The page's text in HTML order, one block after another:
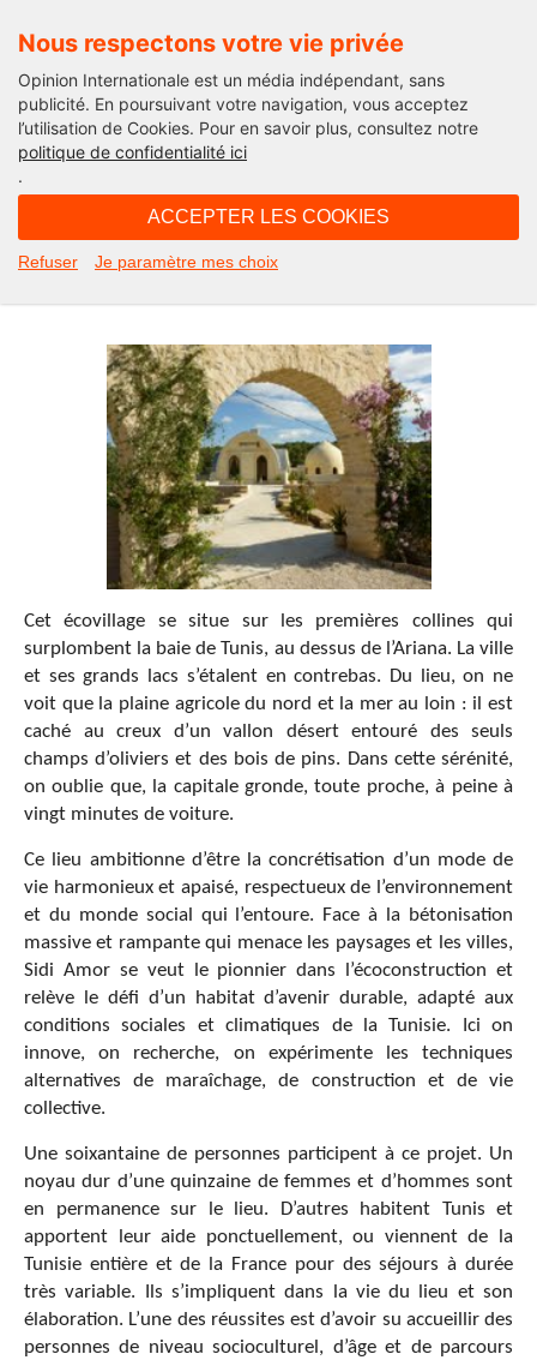
Nous respectons votre vie privée
Opinion Internationale est un média indépendant, sans
publicité. En poursuivant votre navigation, vous acceptez
l’utilisation de Cookies. Pour en savoir plus, consultez notre
politique de confidentialité ici
.
ACCEPTER LES COOKIES
Refuser Je paramètre mes choix
Tunisie
Sidi Amor, un écovillage au coeur
Cet écovillage se situe sur les premières collines qui
surplombent la baie de Tunis, au dessus de l’Ariana. La ville
et ses grands lacs s’étalent en contrebas. Du lieu, on ne
voit que la plaine agricole du nord et la mer au loin : il est
caché au creux d’un vallon désert entouré des seuls
champs d’oliviers et des bois de pins. Dans cette sérénité,
on oublie que, la capitale gronde, toute proche, à peine à
vingt minutes de voiture.
Ce lieu ambitionne d’être la concrétisation d’un mode de
vie harmonieux et apaisé, respectueux de l’environnement
et du monde social qui l’entoure. Face à la bétonisation
massive et rampante qui menace les paysages et les villes,
Sidi Amor se veut le pionnier dans l’écoconstruction et
relève le défi d’un habitat d’avenir durable, adapté aux
conditions sociales et climatiques de la Tunisie. Ici on
innove, on recherche, on expérimente les techniques
alternatives de maraîchage, de construction et de vie
collective.
Une soixantaine de personnes participent à ce projet. Un
noyau dur d’une quinzaine de femmes et d’hommes sont
en permanence sur le lieu. D’autres habitent Tunis et
apportent leur aide ponctuellement, ou viennent de la
Tunisie entière et de la France pour des séjours à durée
très variable. Ils s’impliquent dans la vie du lieu et son
élaboration. L’une des réussites est d’avoir su accueillir des
personnes de niveau socioculturel, d’âge et de parcours